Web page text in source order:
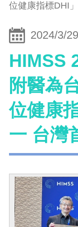
位健康指標DHI
2024/3/29
HIMSS
附醫為
位健康
一 台灣